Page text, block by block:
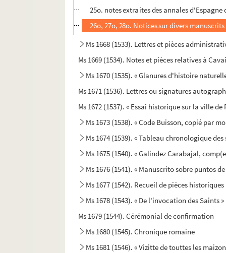
25o. notes extraites des annales
26o, 27o, 28o. Notices sur divers
Ms 1668 (1533). Lettres et pièces
Ms 1669 (1534). Notes et pièces relatives à
Ms 1670 (1535). « Glanures d'histoire
Ms 1671 (1536). Lettres ou signatures
Ms 1672 (1537). « Essai historique sur la ville
Ms 1673 (1538). « Code Buisson, copié par
Ms 1674 (1539). « Tableau chronologique
Ms 1675 (1540). « Galindez Carabajal,
Ms 1676 (1541). « Manuscrito sobre puntos
Ms 1677 (1542). Recueil de pièces
Ms 1678 (1543). « De l'invocation des Saints »
Ms 1679 (1544). Cérémonial de confirmation
Ms 1680 (1545). Chronique romaine
Ms 1681 (1546). « Vizitte de touttes les